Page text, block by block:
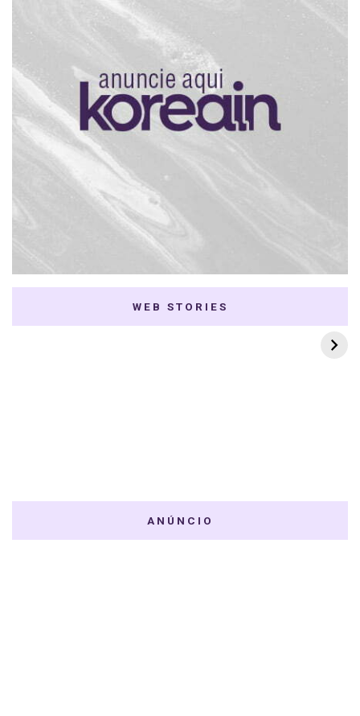
WEB STORIES
7 K-dramas Enemies
to Lovers
Thai Dramas com
First e Khaotung
ANÚNCIO